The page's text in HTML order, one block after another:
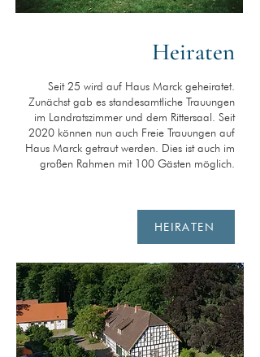
Heiraten
Seit 25 wird auf Haus Marck geheiratet.
Zunächst gab es standesamtliche Trauungen
im Landratszimmer und dem Rittersaal. Seit
2020 können nun auch Freie Trauungen auf
Haus Marck getraut werden. Dies ist auch im
großen Rahmen mit 100 Gästen möglich.
HEIRATEN